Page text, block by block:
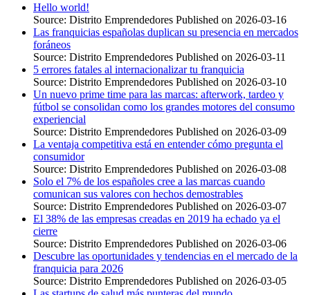
Hello world!
Source: Distrito Emprendedores Published on 2026-03-16
Las franquicias españolas duplican su presencia en mercados
foráneos
Source: Distrito Emprendedores Published on 2026-03-11
5 errores fatales al internacionalizar tu franquicia
Source: Distrito Emprendedores Published on 2026-03-10
Un nuevo prime time para las marcas: afterwork, tardeo y
fútbol se consolidan como los grandes motores del consumo
experiencial
Source: Distrito Emprendedores Published on 2026-03-09
La ventaja competitiva está en entender cómo pregunta el
consumidor
Source: Distrito Emprendedores Published on 2026-03-08
Solo el 7% de los españoles cree a las marcas cuando
comunican sus valores con hechos demostrables
Source: Distrito Emprendedores Published on 2026-03-07
El 38% de las empresas creadas en 2019 ha echado ya el
cierre
Source: Distrito Emprendedores Published on 2026-03-06
Descubre las oportunidades y tendencias en el mercado de la
franquicia para 2026
Source: Distrito Emprendedores Published on 2026-03-05